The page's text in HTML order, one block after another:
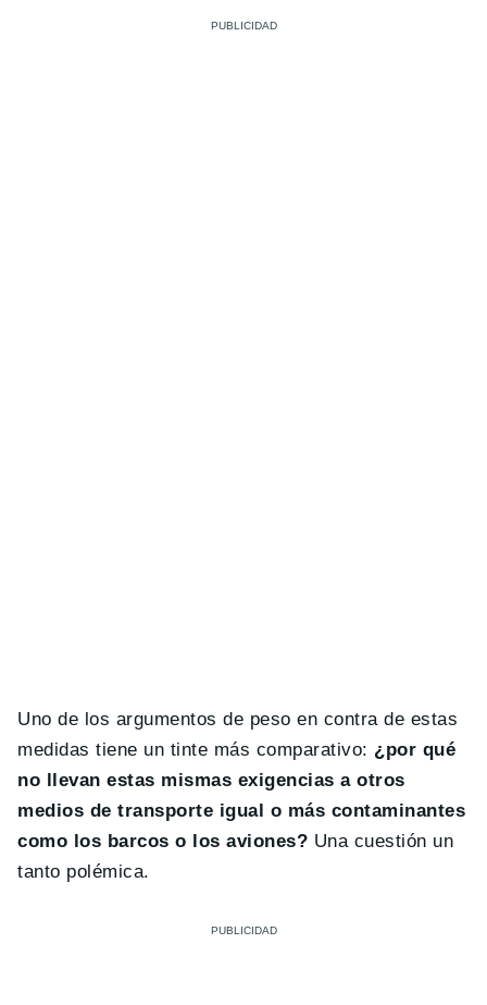
Uno de los argumentos de peso en contra de estas
medidas tiene un tinte más comparativo: ¿por qué
no llevan estas mismas exigencias a otros
medios de transporte igual o más contaminantes
como los barcos o los aviones? Una cuestión un
tanto polémica.